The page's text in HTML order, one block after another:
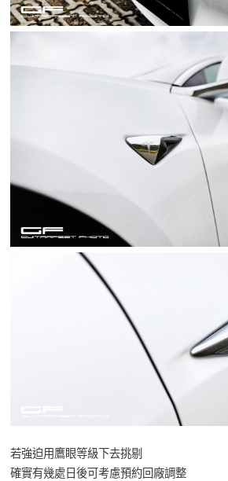
若強迫用鷹眼等級下去挑剔
確實有幾處日後可考慮預約回廠調整